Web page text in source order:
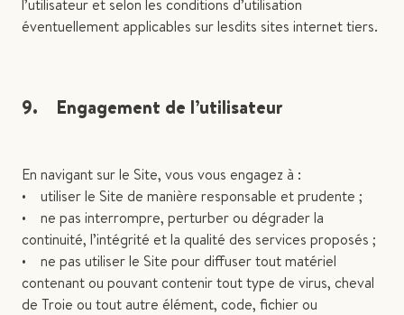
l’utilisateur et selon les conditions d’utilisation
éventuellement applicables sur lesdits sites internet tiers.
9. Engagement de l’utilisateur
En navigant sur le Site, vous vous engagez à :
• utiliser le Site de manière responsable et prudente ;
• ne pas interrompre, perturber ou dégrader la
continuité, l’intégrité et la qualité des services proposés ;
• ne pas utiliser le Site pour diffuser tout matériel
contenant ou pouvant contenir tout type de virus, cheval
de Troie ou tout autre élément, code, fichier ou